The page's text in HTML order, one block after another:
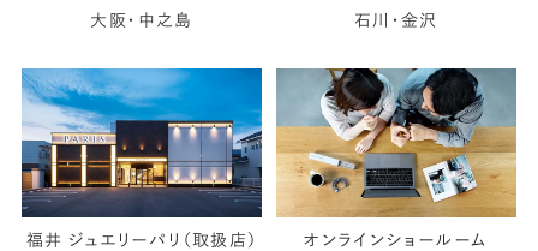
大阪・中之島 石川・金沢
福井 ジュエリーパリ（取扱店）
オンラインショールーム